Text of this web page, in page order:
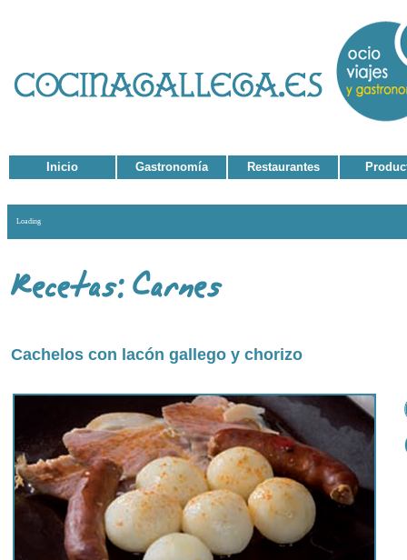
Inicio Gastronomía Restaurantes
Loading
Cachelos con lacón gallego y chorizo